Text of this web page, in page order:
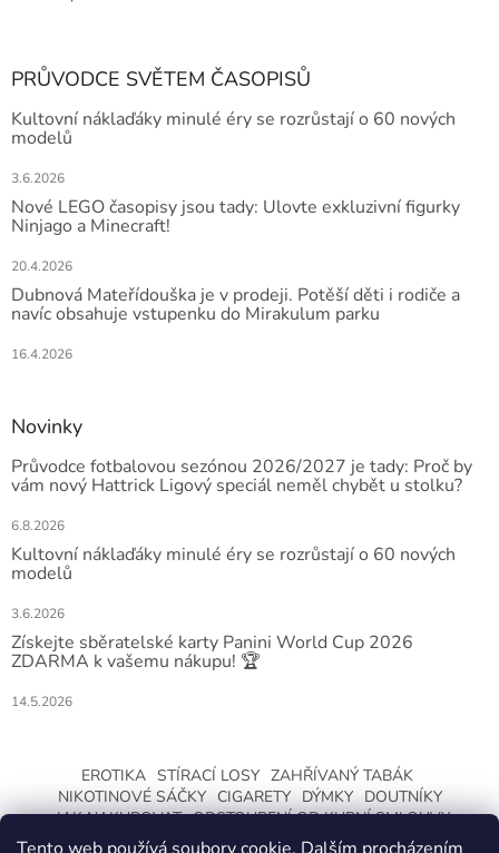
PRŮVODCE SVĚTEM ČASOPISŮ
Kultovní náklaďáky minulé éry se rozrůstají o 60 nových
modelů
3.6.2026
Nové LEGO časopisy jsou tady: Ulovte exkluzivní figurky
Ninjago a Minecraft!
20.4.2026
Dubnová Mateřídouška je v prodeji. Potěší děti i rodiče a
navíc obsahuje vstupenku do Mirakulum parku
16.4.2026
Novinky
Průvodce fotbalovou sezónou 2026/2027 je tady: Proč by
vám nový Hattrick Ligový speciál neměl chybět u stolku?
6.8.2026
Kultovní náklaďáky minulé éry se rozrůstají o 60 nových
modelů
3.6.2026
Získejte sběratelské karty Panini World Cup 2026
ZDARMA k vašemu nákupu! 🏆
14.5.2026
EROTIKA STÍRACÍ LOSY ZAHŘÍVANÝ TABÁK
NIKOTINOVÉ SÁČKY CIGARETY DÝMKY
DOUTNÍKY
JAK NAKUPOVAT ODSTOUPENÍ OD KUPNÍ SMLOUVY